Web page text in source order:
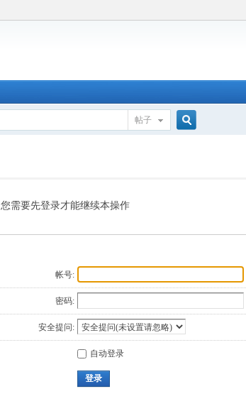
帖子
您需要先登录才能继续本操作
帐号:
密码:
安全提问:
自动登录
登录